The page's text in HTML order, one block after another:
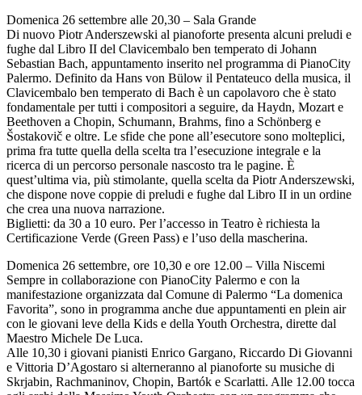
Domenica 26 settembre alle 20,30 – Sala Grande
Di nuovo Piotr Anderszewski al pianoforte presenta alcuni preludi e
fughe dal Libro II del Clavicembalo ben temperato di Johann
Sebastian Bach, appuntamento inserito nel programma di PianoCity
Palermo. Definito da Hans von Bülow il Pentateuco della musica, il
Clavicembalo ben temperato di Bach è un capolavoro che è stato
fondamentale per tutti i compositori a seguire, da Haydn, Mozart e
Beethoven a Chopin, Schumann, Brahms, fino a Schönberg e
Šostakovič e oltre. Le sfide che pone all’esecutore sono molteplici,
prima fra tutte quella della scelta tra l’esecuzione integrale e la
ricerca di un percorso personale nascosto tra le pagine. È
quest’ultima via, più stimolante, quella scelta da Piotr Anderszewski,
che dispone nove coppie di preludi e fughe dal Libro II in un ordine
che crea una nuova narrazione.
Biglietti: da 30 a 10 euro. Per l’accesso in Teatro è richiesta la
Certificazione Verde (Green Pass) e l’uso della mascherina.
Domenica 26 settembre, ore 10,30 e ore 12.00 – Villa Niscemi
Sempre in collaborazione con PianoCity Palermo e con la
manifestazione organizzata dal Comune di Palermo “La domenica
Favorita”, sono in programma anche due appuntamenti en plein air
con le giovani leve della Kids e della Youth Orchestra, dirette dal
Maestro Michele De Luca.
Alle 10,30 i giovani pianisti Enrico Gargano, Riccardo Di Giovanni
e Vittoria D’Agostaro si alterneranno al pianoforte su musiche di
Skrjabin, Rachmaninov, Chopin, Bartók e Scarlatti. Alle 12.00 tocca